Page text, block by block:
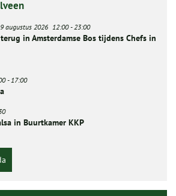
9 augustus 2026 12:00-23:00
in Amsterdamse Bos tijdens Chefs in
-17:00
in Buurtkamer KKP